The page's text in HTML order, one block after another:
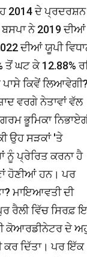
2014 ਦੇ ਪ੍ਰਦਰਸ਼ਨ
ਨੇ 2019 ਦੀਆਂ
ਦੀਆਂ ਯੂਪੀ
ਤੋਂ ਘਟ ਕੇ 12.88%
ਕਿਵੇਂ ਲਿਆਵੇਗੀ?
ਵਰਗੇ ਨੇਤਾਵਾਂ ਵੱਲ
ਭੂਮਿਕਾ
ਉਹ ਸੜਕਾਂ 'ਤੇ
ਨੂੰ ਪ੍ਰੇਰਿਤ ਕਰਨਾ ਹੈ
ਹੋਣੀਆਂ ਹਨ। ਪਰ
ਮਾਇਆਵਤੀ ਦੀ
ਰੈਲੀ ਵਿੱਚ ਸਿਰਫ਼
ਕੋਆਰਡੀਨੇਟਰ ਦੇ
ਕਰ ਦਿੱਤਾ। ਪਰ ਇੱਕ